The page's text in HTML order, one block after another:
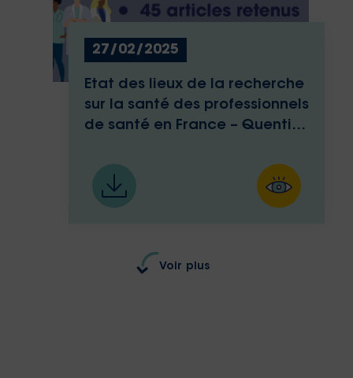
27/02/2025
Etat des lieux de la recherche
sur la santé des professionnels
de santé en France – Quentin
Voir plus